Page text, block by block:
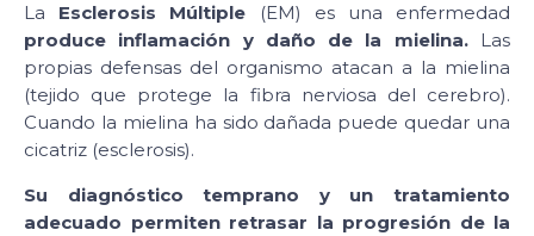
La Esclerosis Múltiple (EM) es una enfermedad
produce inflamación y daño de la mielina.Las
propias defensas del organismo atacan a la mielina
(tejido que protege la fibra nerviosa del cerebro).
Cuando la mielina ha sido dañada puede quedar una
cicatriz (esclerosis).
Su diagnóstico temprano y un tratamiento
adecuado permiten retrasar la progresión de la